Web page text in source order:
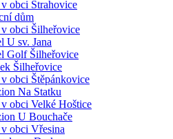
obci Strahovice
dům
obci Šilheřovice
U sv. Jana
Golf Šilheřovice
Šilheřovice
obci Štěpánkovice
Na Statku
obci Velké Hoštice
U Bouchače
obci Vřesina